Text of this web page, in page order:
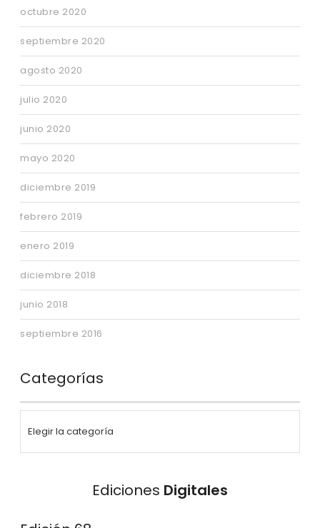
octubre 2020
septiembre 2020
agosto 2020
julio 2020
junio 2020
mayo 2020
diciembre 2019
febrero 2019
enero 2019
diciembre 2018
junio 2018
septiembre 2016
Categorías
Ediciones Digitales